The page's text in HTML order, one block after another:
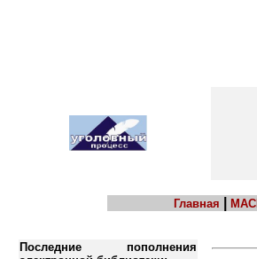
Главная
Последние пополнения